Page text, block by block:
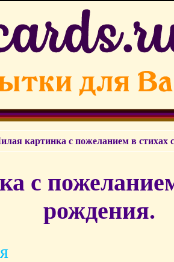
картинка с пожеланием в стихах
с
рождения.